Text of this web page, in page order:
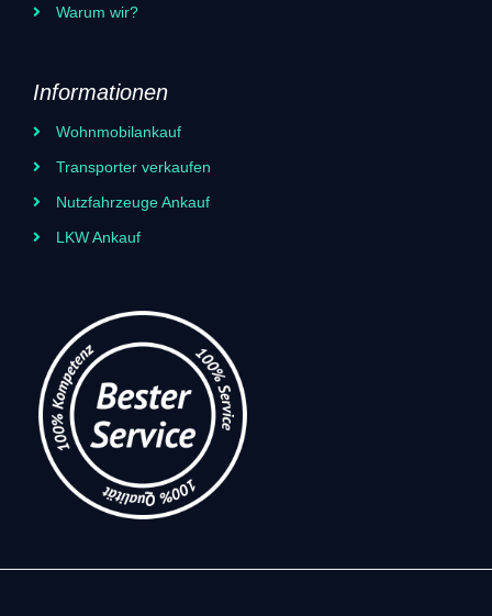
Warum wir?
Informationen
Wohnmobilankauf
Transporter verkaufen
Nutzfahrzeuge Ankauf
LKW Ankauf